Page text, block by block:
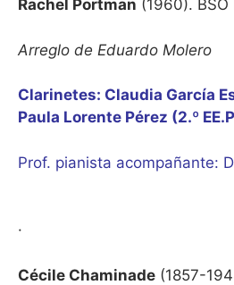
Rachel Portman (1960). BSO
Arreglo de Eduardo Molero
Clarinetes: Claudia García
Paula Lorente Pérez (2.º
Prof. pianista acompañante:
·
Cécile Chaminade (1857-